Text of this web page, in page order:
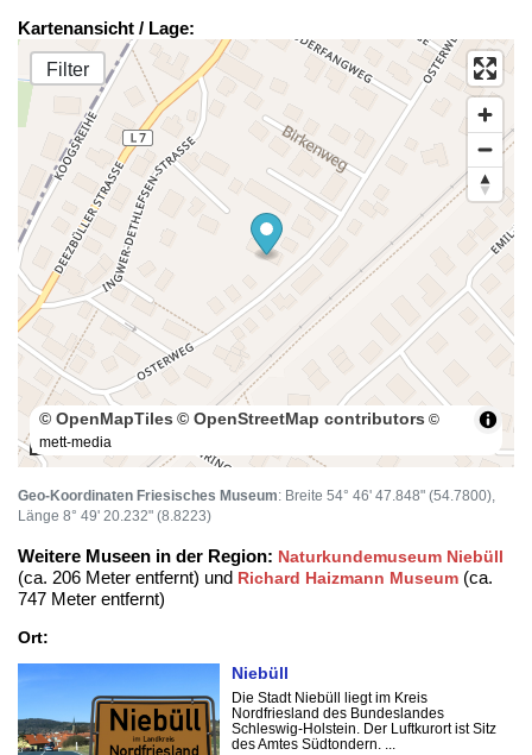
Kartenansicht / Lage:
Filter
50 m
© OpenMapTiles © OpenStreetMap contributors ©
mett-media
Geo-Koordinaten Friesisches Museum: Breite 54° 46' 47.848" (54.7800),
Länge 8° 49' 20.232" (8.8223)
Weitere Museen in der Region: Naturkundemuseum Niebüll
(ca. 206 Meter entfernt) und Richard Haizmann Museum (ca.
747 Meter entfernt)
Ort:
Niebüll
Die Stadt Niebüll liegt im Kreis
Nordfriesland des Bundeslandes
Schleswig-Holstein. Der Luftkurort ist Sitz
des Amtes Südtondern. ...